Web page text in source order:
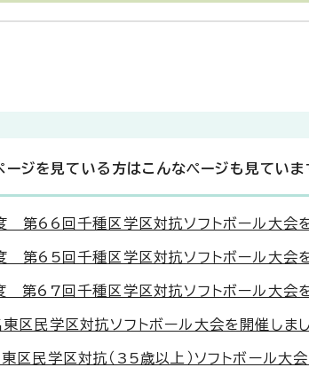
ージを見ている方はこんなページも見ていま
第66回千種区学区対抗ソフトボール大会
第65回千種区学区対抗ソフトボール大会
第67回千種区学区対抗ソフトボール大会
区民学区対抗ソフトボール大会を開催しまし
区民学区対抗（35歳以上）ソフトボール大会